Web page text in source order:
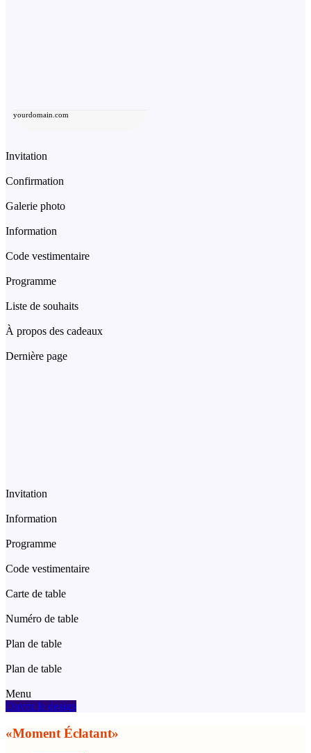
yourdomain.com
Invitation
Confirmation
Galerie photo
Information
Code vestimentaire
Programme
Liste de souhaits
À propos des cadeaux
Dernière page
Invitation
Information
Programme
Code vestimentaire
Carte de table
Numéro de table
Plan de table
Plan de table
Menu
Ouvrir le design
«Moment Éclatant»